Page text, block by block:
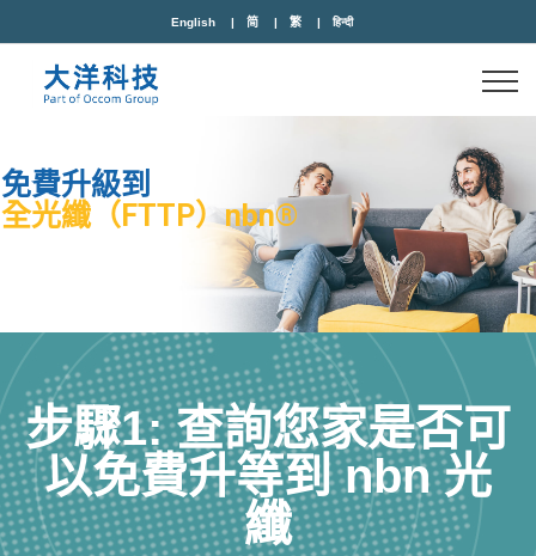
English 简 繁 हिन्दी
步驟1: 查詢您家是否可
以免費升等到 nbn 光
纖